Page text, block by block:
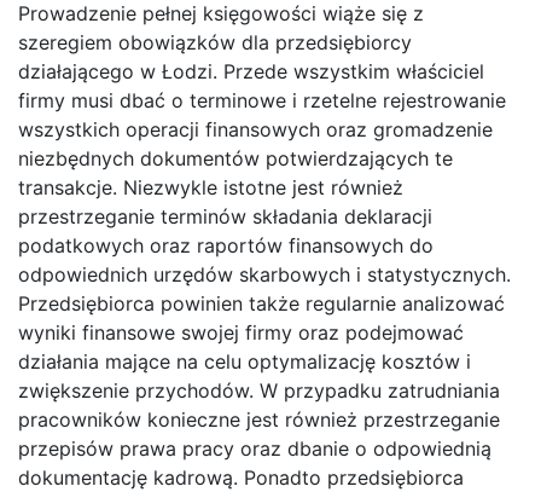
Prowadzenie pełnej księgowości wiąże się z
szeregiem obowiązków dla przedsiębiorcy
działającego w Łodzi. Przede wszystkim właściciel
firmy musi dbać o terminowe i rzetelne rejestrowanie
wszystkich operacji finansowych oraz gromadzenie
niezbędnych dokumentów potwierdzających te
transakcje. Niezwykle istotne jest również
przestrzeganie terminów składania deklaracji
podatkowych oraz raportów finansowych do
odpowiednich urzędów skarbowych i statystycznych.
Przedsiębiorca powinien także regularnie analizować
wyniki finansowe swojej firmy oraz podejmować
działania mające na celu optymalizację kosztów i
zwiększenie przychodów. W przypadku zatrudniania
pracowników konieczne jest również przestrzeganie
przepisów prawa pracy oraz dbanie o odpowiednią
dokumentację kadrową. Ponadto przedsiębiorca